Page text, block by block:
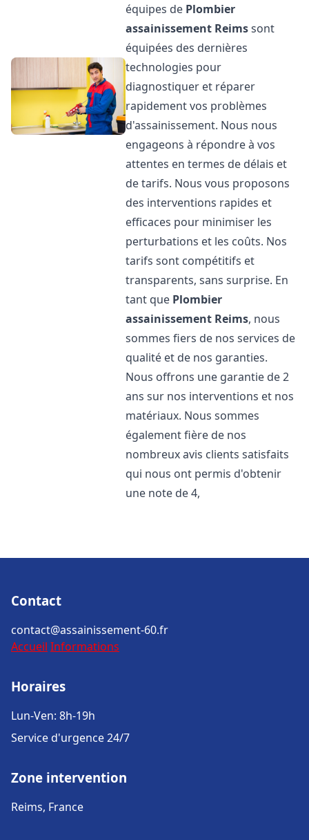
équipes de Plombier
assainissement Reimssont
équipées des dernières
technologies pour
diagnostiquer et réparer
rapidement vos problèmes
d'assainissement. Nous nous
engageons à répondre à vos
attentes en termes de délais et
de tarifs. Nous vous proposons
des interventions rapides et
efficaces pour minimiser les
perturbations et les coûts. Nos
tarifs sont compétitifs et
transparents, sans surprise. En
tant que Plombier
assainissement Reims, nous
sommes fiers de nos services de
qualité et de nos garanties.
Nous offrons une garantie de 2
ans sur nos interventions et nos
matériaux. Nous sommes
également fière de nos
nombreux avis clients satisfaits
qui nous ont permis d'obtenir
une note de 4,
Contact
contact@assainissement-60.fr
Accueil Informations
Horaires
Lun-Ven: 8h-19h
Service d'urgence 24/7
Zone intervention
Reims, France